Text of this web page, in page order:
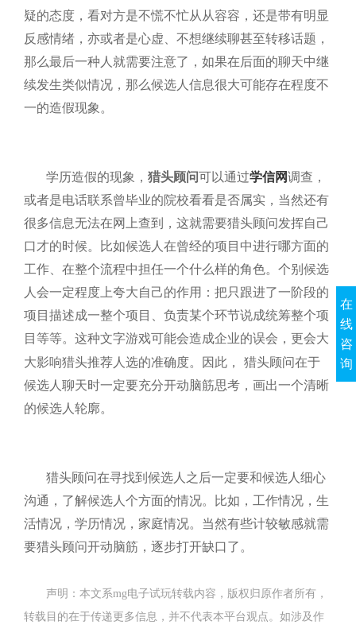
疑的态度，看对方是不慌不忙从从容容，还是带有明显
反感情绪，亦或者是心虚、不想继续聊甚至转移话题，
那么最后一种人就需要注意了，如果在后面的聊天中继
续发生类似情况，那么候选人信息很大可能存在程度不
一的造假现象。
学历造假的现象， 猎头顾问可以通过学信网调查，
或者是电话联系曾毕业的院校看看是否属实，当然还有
很多信息无法在网上查到，这就需要猎头顾问发挥自己
口才的时候。比如候选人在曾经的项目中进行哪方面的
工作、在整个流程中担任一个什么样的角色。个别候选
人会一定程度上夸大自己的作用：把只跟进了一阶段的
项目描述成一整个项目、负责某个环节说成统筹整个项
目等等。这种文字游戏可能会造成企业的误会，更会大
大影响猎头推荐人选的准确度。因此，
猎头顾问在于
候选人聊天时一定要充分开动脑筋思考，画出一个清晰
的候选人轮廓。
猎头顾问在寻找到候选人之后一定要和候选人细心
沟通，了解候选人个方面的情况。比如，工作情况，生
活情况，学历情况，家庭情况。当然有些计较敏感就需
要猎头顾问开动脑筋，逐步打开缺口了。
声明：本文系mg电子试玩转载内容，版权归原作者所有，
转载目的在于传递更多信息，并不代表本平台观点。如涉及作
在
线
咨
询